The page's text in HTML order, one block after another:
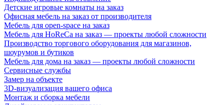
Детские игровые комнаты на заказ
Офисная мебель на заказ от производителя
Мебель для open-space на заказ
Мебель для HoReCa на заказ — проекты любой сложности
Производство торгового оборудования для магазинов,
шоурумов и бутиков
Мебель для дома на заказ — проекты любой сложности
Сервисные службы
Замер на объекте
3D-визуализация вашего офиса
Монтаж и сборка мебели